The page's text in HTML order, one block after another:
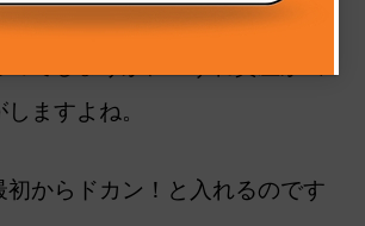
ますよね。
初からドカン！と入れるのです